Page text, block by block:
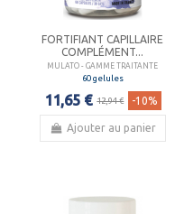
FORTIFIANT CAPILLAIRE
COMPLÉMENT...
MULATO - GAMME TRAITANTE
60 gelules
11,65 € 12,94 € -10%
Ajouter au panier